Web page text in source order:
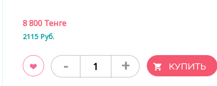
8 800 Тенге
2115 Руб.
- +